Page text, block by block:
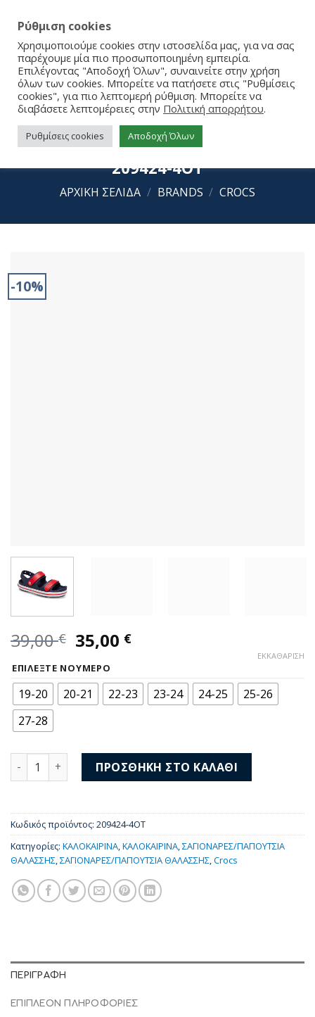
Crocs Crocband Cruiser Sandal T
209424-4OT
ΑΡΧΙΚΉ ΣΕΛΊΔΑ / BRANDS / CROCS
-10%
39,00€ Original
price
was:
39,00 €.
35,00 €Η
είναι:
35,00 €.
ΕΠΙΛΈΞΤΕ ΝΟΎΜΕΡΟ
19-20 20-21 22-23 23-24 24-25
25-26
27-28
ΕΚΚΑΘΆΡΙΣΗ
Crocs Crocband Cruiser Sandal T 209424-4OT ποσότητα
ΠΡΟΣΘΉΚΗ ΣΤΟ ΚΑΛΆΘΙ
Κωδικός προϊόντος: 209424-4OT
Κατηγορίες: ΚΑΛΟΚΑΙΡΙΝΑ ΚΑΛΟΚΑΙΡΙΝΑ ΣΑΓΙΟΝΑΡΕΣ/ΠΑΠΟΥΤΣΙΑ
ΘΑΛΑΣΣΗΣ ΣΑΓΙΟΝΑΡΕΣ/ΠΑΠΟΥΤΣΙΑ ΘΑΛΑΣΣΗΣ Crocs
ΠΕΡΙΓΡΑΦΉ
ΕΠΙΠΛΈΟΝ ΠΛΗΡΟΦΟΡΊΕΣ
Ρύθμιση cookies
Χρησιμοποιούμε cookies στην ιστοσελίδα μας, για να σας
παρέχουμε μία πιο προσωποποιημένη εμπειρία.
Επιλέγοντας "Αποδοχή Όλων", συναινείτε στην χρήση
όλων των cookies. Μπορείτε να πατήσετε στις "Ρυθμίσεις
cookies", για πιο λεπτομερή ρύθμιση. Μπορείτε να
διαβάσετε λεπτομέρειες στην Πολιτική απορρήτου.
Ρυθμίσεις cookies Αποδοχή Όλων